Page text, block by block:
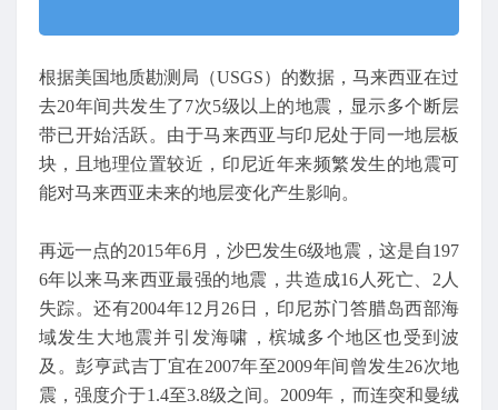
根据美国地质勘测局（USGS）的数据，马来西亚在过
去20年间共发生了7次5级以上的地震，显示多个断层
带已开始活跃。由于马来西亚与印尼处于同一地层板
块，且地理位置较近，印尼近年来频繁发生的地震可
能对马来西亚未来的地层变化产生影响。
再远一点的2015年6月，沙巴发生6级地震，这是自197
6年以来马来西亚最强的地震，共造成16人死亡、2人
失踪。还有2004年12月26日，印尼苏门答腊岛西部海
域发生大地震并引发海啸，槟城多个地区也受到波
及。彭亨武吉丁宜在2007年至2009年间曾发生26次地
震，强度介于1.4至3.8级之间。2009年，而连突和曼绒